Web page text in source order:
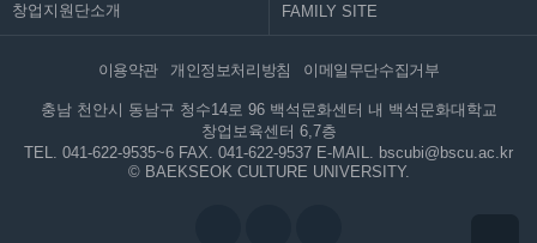
창업지원단소개
이용약관 개인정보처리방침 이메일무단수집거부
충남 천안시 동남구 청수14로 96 백석문화센터 내 백석문화대학교
창업보육센터 6,7층
TEL. 041-622-9535~6 FAX. 041-622-9537 E-MAIL. bscubi@bscu.ac.kr
© BAEKSEOK CULTURE UNIVERSITY.